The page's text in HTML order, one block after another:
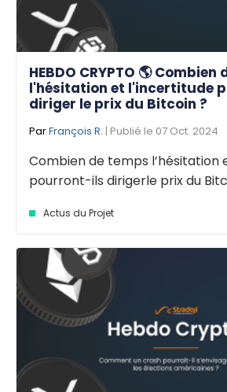
HEBDO CRYPTO 🌎 Combien
l'hésitation et l'incertitude
diriger le prix du Bitcoin ?
ParFrançois R. | Publié le 07 Oct. 2024
Combien de temps l’hésitation
pourront-ils dirigerle prix du
Actus du Projet